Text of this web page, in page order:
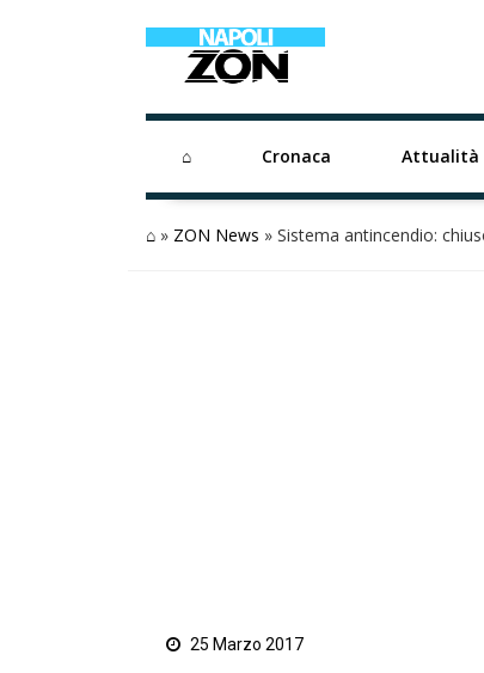
⌂ Cronaca Attualità
⌂ » ZON News » Sistema antincendio:
25 Marzo 2017